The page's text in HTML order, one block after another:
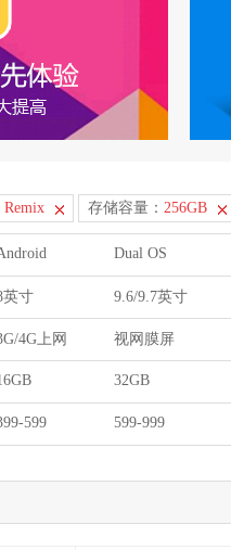
Remix 存储容量： 256GB
Dual OS
英寸 9.6/9.7英寸
4G上网 视网膜屏
32GB
599 599-999